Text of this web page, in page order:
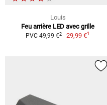
Louis
Feu arrière LED avec grille
PVC 49,99 €2 29,99 €1